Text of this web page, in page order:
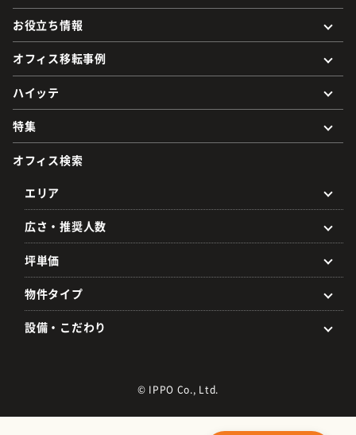
お役立ち情報
オフィス移転事例
ハイッテ
特集
オフィス検索
エリア
広さ・推奨人数
坪単価
物件タイプ
設備・こだわり
© IPPO Co., Ltd.